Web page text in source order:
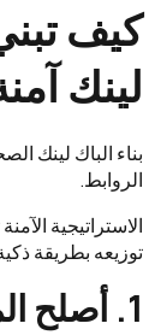
كيف
لينك
بناء الباك لينك
الروابط.
الاستراتيجية
توزيعه بطريقة
1. أصلح الموقع من الداخل أولًا